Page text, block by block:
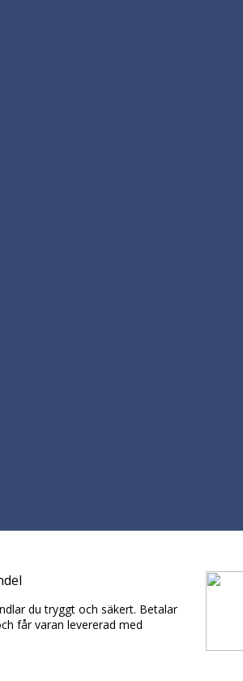
du tryggt och säkert. Betalar
får varan levererad med